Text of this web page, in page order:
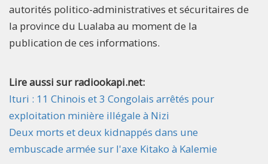
autorités politico-administratives et sécuritaires de
la province du Lualaba au moment de la
publication de ces informations.
Lire aussi sur radiookapi.net:
Ituri : 11 Chinois et 3 Congolais arrêtés pour
exploitation minière illégale à Nizi
Deux morts et deux kidnappés dans une
embuscade armée sur l'axe Kitako à Kalemie